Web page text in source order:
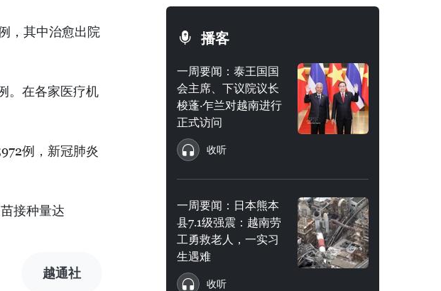
，其中治愈出院
。在各家医疗机
例，新冠肺炎
接种量达
越通社
播客
一周要闻：泰王国国
会主席、下议院议长
梭蓬·乍兰对越南进行
正式访问
收听
一周要闻：日本熊本
县7.1级强震：越南劳
工勇救老人，一实习
生遇难
收听